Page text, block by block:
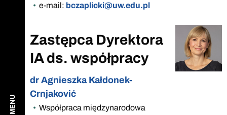
MENU
e-mail: bczaplicki@uw.edu.pl
Zastępca Dyrektora
IA ds. współpracy
dr Agnieszka Kałdonek-
Crnjaković
Współpraca międzynarodowa